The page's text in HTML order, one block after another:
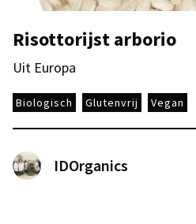
Risottorijst arborio
Uit Europa
Biologisch Glutenvrij Vegan
IDOrganics